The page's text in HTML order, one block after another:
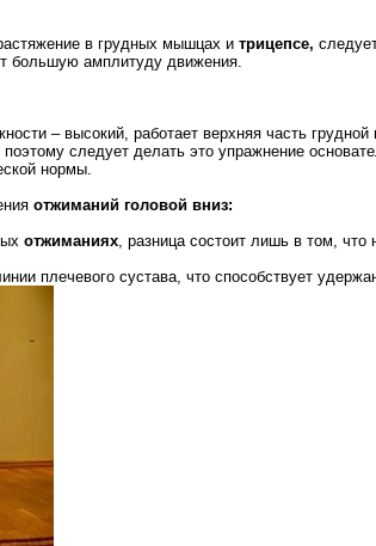
в грудных мышцах и трицепсе,
большую амплитуду движения.
– высокий, работает верхняя часть
следует делать это упражнение
нормы.
отжиманий головой вниз:
отжиманиях, разница состоит лишь в том, что
плечевого сустава, что способствует